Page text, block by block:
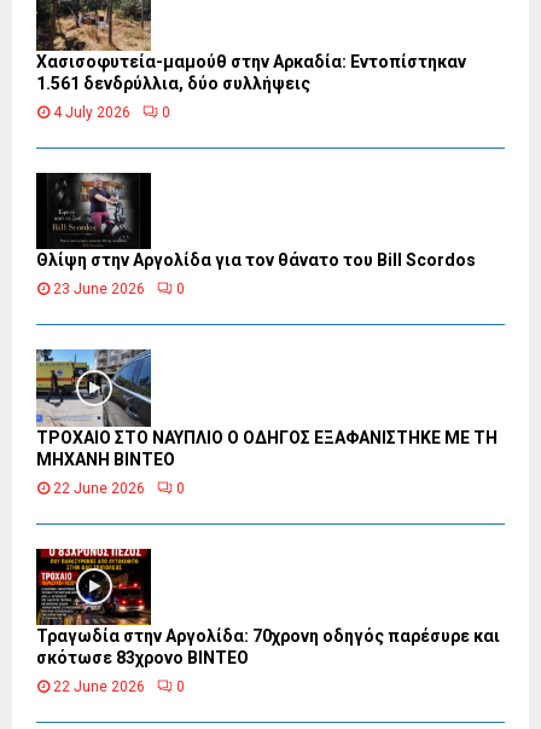
Χασισοφυτεία-μαμούθ στην Αρκαδία: Εντοπίστηκαν
1.561 δενδρύλλια, δύο συλλήψεις
4 July 2026 0
Θλίψη στην Αργολίδα για τον θάνατο του Bill Scordos
23 June 2026 0
ΤΡΟΧΑΙΟ ΣΤΟ ΝΑΥΠΛΙΟ Ο ΟΔΗΓΟΣ ΕΞΑΦΑΝΙΣΤΗΚΕ ΜΕ ΤΗ
ΜΗΧΑΝΗ ΒΙΝΤΕΟ
22 June 2026 0
Τραγωδία στην Αργολίδα: 70χρονη οδηγός παρέσυρε και
σκότωσε 83χρονο ΒΙΝΤΕΟ
22 June 2026 0